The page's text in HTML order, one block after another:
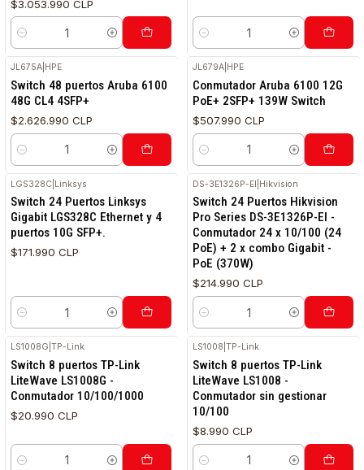
$3.053.990 CLP
Cantidad Cantidad
JL675A HPE
Switch 48 puertos Aruba 6100
48G CL4 4SFP+
$2.626.990 CLP
Cantidad
JL679A HPE
Conmutador Aruba 6100 12G
PoE+ 2SFP+ 139W Switch
$507.990 CLP
Cantidad
LGS328C Linksys
Switch 24 Puertos Linksys
Gigabit LGS328C Ethernet y 4
puertos 10G SFP+.
$171.990 CLP
Cantidad
DS-3E1326P-EI Hikvision
Switch 24 Puertos Hikvision
Pro Series DS-3E1326P-EI -
Conmutador 24 x 10/100 (24
PoE) + 2 x combo Gigabit -
PoE (370W)
$214.990 CLP
Cantidad
LS1008G |TP-Link
Switch 8 puertos TP-Link
LiteWave LS1008G -
Conmutador 10/100/1000
$20.990 CLP
LS1008 |TP-Link
Switch 8 puertos TP-Link
LiteWave LS1008 -
Conmutador sin gestionar
10/100
$8.990 CLP